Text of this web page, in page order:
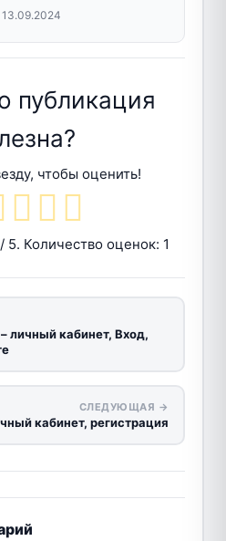
13.09.2024
публикация
чтобы оценить!
/ 5. Количество оценок: 1
личный кабинет, Вход,
СЛЕДУЮЩАЯ →
кабинет, регистрация